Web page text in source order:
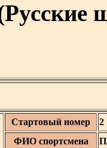
Стартовый номер
2
ФИО спортсмена